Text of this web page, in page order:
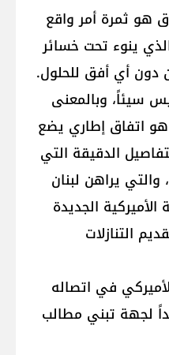
هو ثمرة أمر واقع
ينوء تحت خسائر
دون أي أفق للحلول.
سيئاً، وبالمعنى
هو اتفاق إطاري يضع
الدقيقة التي
يراهن لبنان
الجديدة
التنازلات
في اتصاله
لجهة تبني مطالب